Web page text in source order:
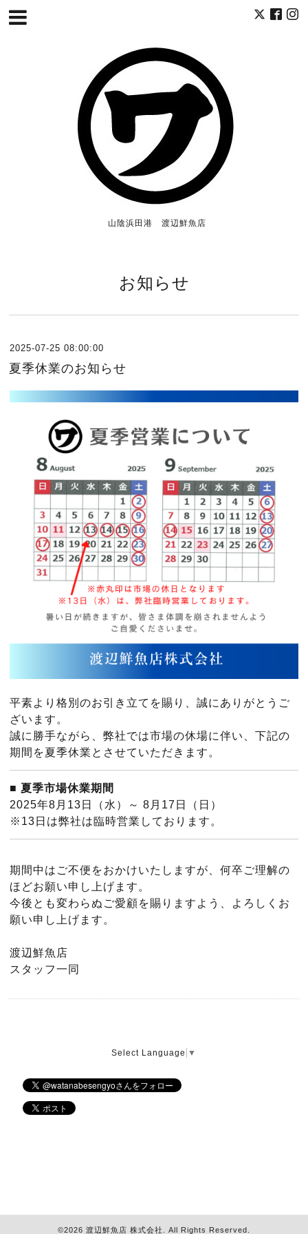
山陰浜田港 渡辺鮮魚店
お知らせ
2025-07-25 08:00:00
夏季休業のお知らせ
平素より格別のお引き立てを賜り、誠にありがとうご
ざいます。
誠に勝手ながら、弊社では市場の休場に伴い、下記の
期間を夏季休業とさせていただきます。
■夏季市場休業期間
2025年8月13日（水）～ 8月17日（日）
※13日は弊社は臨時営業しております。
期間中はご不便をおかけいたしますが、何卒ご理解の
ほどお願い申し上げます。
今後とも変わらぬご愛顧を賜りますよう、よろしくお
願い申し上げます。
渡辺鮮魚店
スタッフ一同
Select Language ▼
©2026 渡辺鮮魚店 株式会社 . All Rights Reserved.